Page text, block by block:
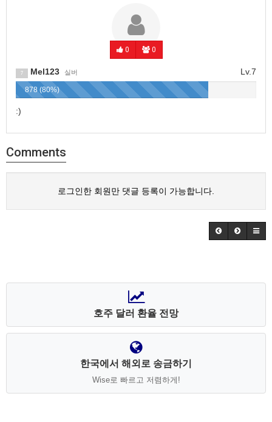
0 0
Lv.7
7 Mel123 실버
878 (80%)
:)
Comments
로그인한 회원만 댓글 등록이 가능합니다.
호주 달러 환율 전망
한국에서 해외로 송금하기
Wise로 빠르고 저렴하게!